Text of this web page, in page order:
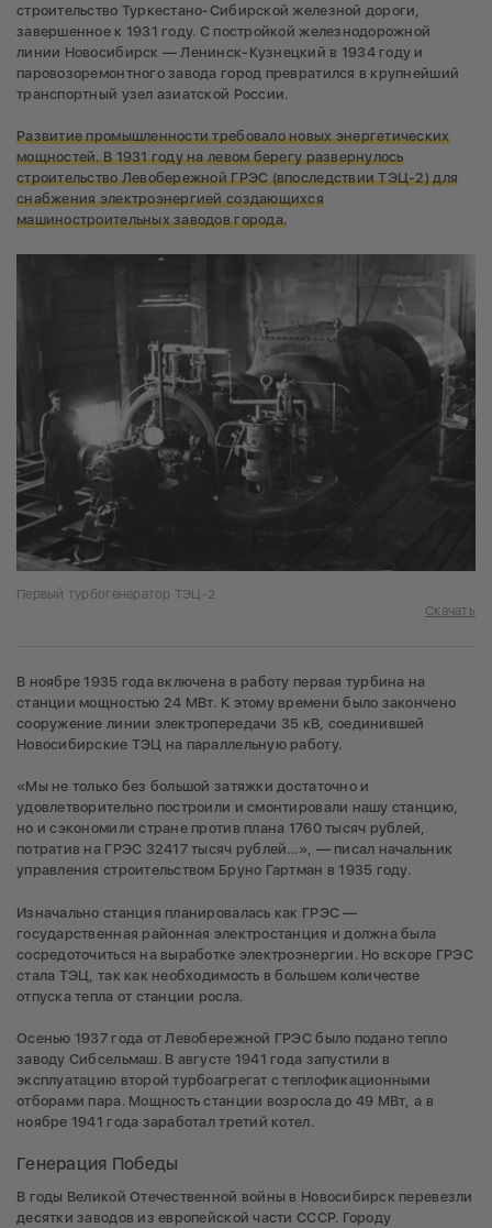
строительство Туркестано-Сибирской железной дороги,
завершенное к 1931 году. С постройкой железнодорожной
линии Новосибирск — Ленинск-Кузнецкий в 1934 году и
паровозоремонтного завода город превратился в крупнейший
транспортный узел азиатской России.
Развитие промышленности требовало новых энергетических
мощностей. В 1931 году на левом берегу развернулось
строительство Левобережной ГРЭС (впоследствии ТЭЦ-2) для
снабжения электроэнергией создающихся
машиностроительных заводов города.
Первый турбогенератор ТЭЦ-2
Скачать
В ноябре 1935 года включена в работу первая турбина на
станции мощностью 24 МВт. К этому времени было закончено
сооружение линии электропередачи 35 кВ, соединившей
Новосибирские ТЭЦ на параллельную работу.
«Мы не только без большой затяжки достаточно и
удовлетворительно построили и смонтировали нашу станцию,
но и сэкономили стране против плана 1760 тысяч рублей,
потратив на ГРЭС 32417 тысяч рублей…», — писал начальник
управления строительством Бруно Гартман в 1935 году.
Изначально станция планировалась как ГРЭС —
государственная районная электростанция и должна была
сосредоточиться на выработке электроэнергии. Но вскоре ГРЭС
стала ТЭЦ, так как необходимость в большем количестве
отпуска тепла от станции росла.
Осенью 1937 года от Левобережной ГРЭС было подано тепло
заводу Сибсельмаш. В августе 1941 года запустили в
эксплуатацию второй турбоагрегат с теплофикационными
отборами пара. Мощность станции возросла до 49 МВт, а в
ноябре 1941 года заработал третий котел.
Генерация Победы
В годы Великой Отечественной войны в Новосибирск перевезли
десятки заводов из европейской части СССР. Городу